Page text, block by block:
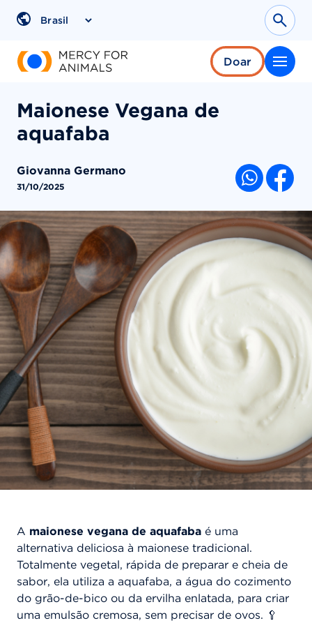
para
Region
Doar
Maionese Vegana de
aquafaba
Giovanna Germano
31/10/2025
A maionese vegana de aquafaba é uma
alternativa deliciosa à maionese tradicional.
Totalmente vegetal, rápida de preparar e cheia de
sabor, ela utiliza a aquafaba, a água do cozimento
do grão-de-bico ou da ervilha enlatada, para criar
uma emulsão cremosa, sem precisar de ovos. 🥄